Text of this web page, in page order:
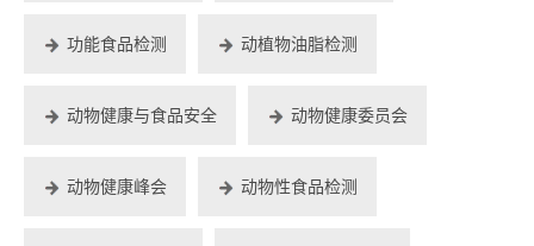
功能食品检测 动植物油脂检测
动物健康与食品安全 动物健康委员会
动物健康峰会 动物性食品检测